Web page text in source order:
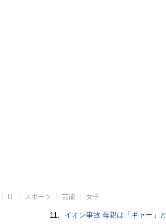
IT スポーツ 芸能 女子
11. イオン事故 母親は「ギャー」と